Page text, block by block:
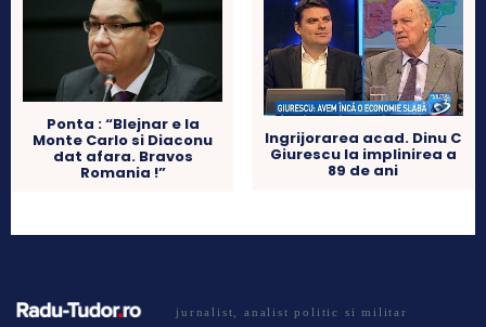
Ponta : “Blejnar e la
Monte Carlo si Diaconu
dat afara. Bravos
Romania !”
Ingrijorarea acad. Dinu C
Giurescu la implinirea a
89 de ani
jurnalist, analist politic si militar